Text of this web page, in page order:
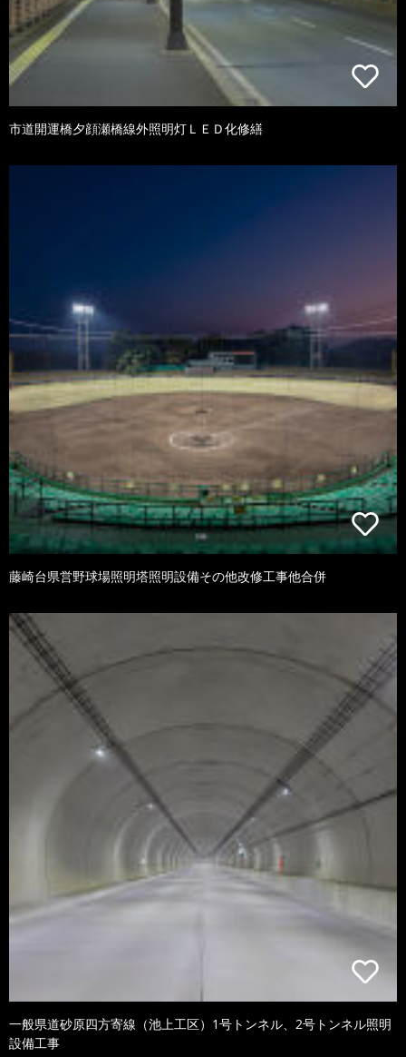
市道開運橋夕顔瀬橋線外照明灯ＬＥＤ化修繕
藤崎台県営野球場照明塔照明設備その他改修工事他合併
一般県道砂原四方寄線（池上工区）1号トンネル、2号トンネル照明
設備工事